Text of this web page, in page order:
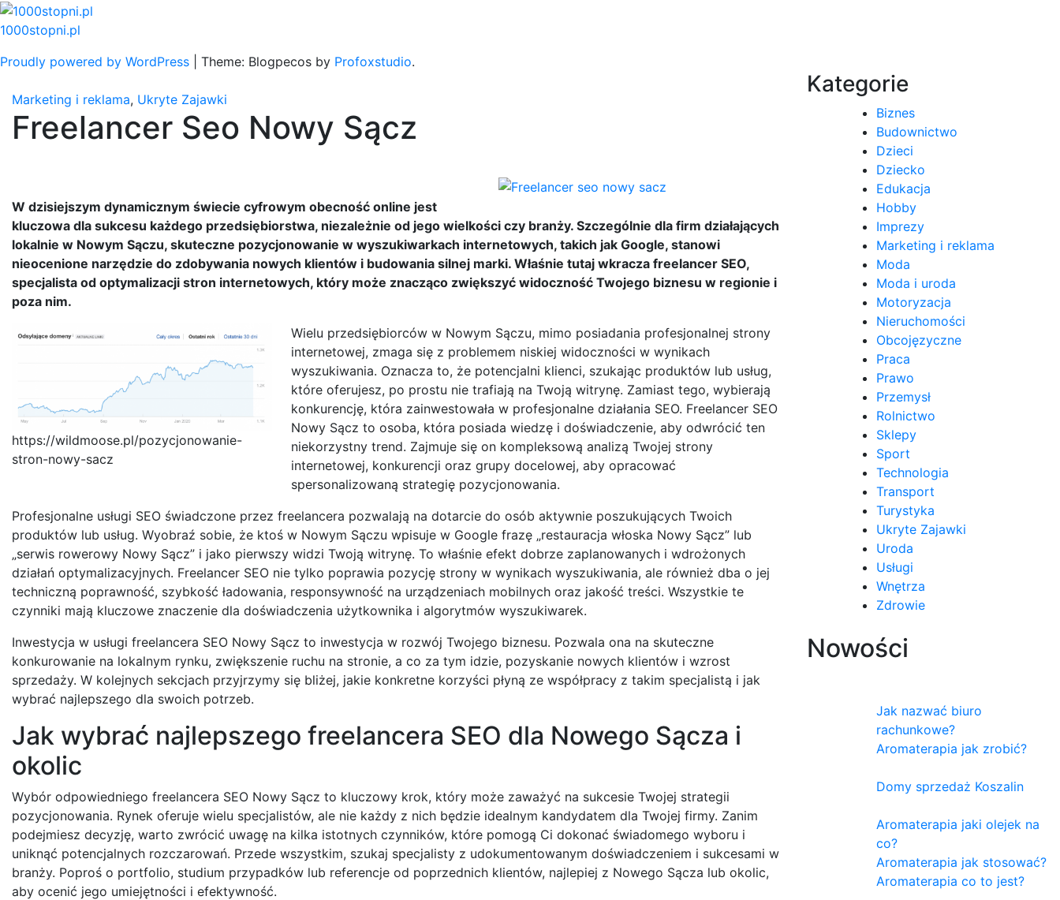
Skip
to
1000stopni.pl
Proudly powered by WordPress
Theme: Blogpecos by Profoxstudio.
Marketing i reklama, Ukryte Zajawki
Freelancer Seo Nowy Sącz
W dzisiejszym dynamicznym świecie cyfrowym obecność online jest
kluczowa dla sukcesu każdego przedsiębiorstwa, niezależnie od jego wielkości czy branży. Szczególnie dla firm działających
lokalnie w Nowym Sączu, skuteczne pozycjonowanie w wyszukiwarkach internetowych, takich jak Google, stanowi
nieocenione narzędzie do zdobywania nowych klientów i budowania silnej marki. Właśnie tutaj wkracza freelancer SEO,
specjalista od optymalizacji stron internetowych, który może znacząco zwiększyć widoczność Twojego biznesu w regionie i
poza nim.
https://wildmoose.pl/pozycjonowanie-
stron-nowy-sacz
Wielu przedsiębiorców w Nowym Sączu, mimo posiadania profesjonalnej strony
internetowej, zmaga się z problemem niskiej widoczności w wynikach
wyszukiwania. Oznacza to, że potencjalni klienci, szukając produktów lub usług,
które oferujesz, po prostu nie trafiają na Twoją witrynę. Zamiast tego, wybierają
konkurencję, która zainwestowała w profesjonalne działania SEO. Freelancer SEO
Nowy Sącz to osoba, która posiada wiedzę i doświadczenie, aby odwrócić ten
niekorzystny trend. Zajmuje się on kompleksową analizą Twojej strony
internetowej, konkurencji oraz grupy docelowej, aby opracować
spersonalizowaną strategię pozycjonowania.
Profesjonalne usługi SEO świadczone przez freelancera pozwalają na dotarcie do osób aktywnie poszukujących Twoich
produktów lub usług. Wyobraź sobie, że ktoś w Nowym Sączu wpisuje w Google frazę „restauracja włoska Nowy Sącz” lub
„serwis rowerowy Nowy Sącz” i jako pierwszy widzi Twoją witrynę. To właśnie efekt dobrze zaplanowanych i wdrożonych
działań optymalizacyjnych. Freelancer SEO nie tylko poprawia pozycję strony w wynikach wyszukiwania, ale również dba o jej
techniczną poprawność, szybkość ładowania, responsywność na urządzeniach mobilnych oraz jakość treści. Wszystkie te
czynniki mają kluczowe znaczenie dla doświadczenia użytkownika i algorytmów wyszukiwarek.
Inwestycja w usługi freelancera SEO Nowy Sącz to inwestycja w rozwój Twojego biznesu. Pozwala ona na skuteczne
konkurowanie na lokalnym rynku, zwiększenie ruchu na stronie, a co za tym idzie, pozyskanie nowych klientów i wzrost
sprzedaży. W kolejnych sekcjach przyjrzymy się bliżej, jakie konkretne korzyści płyną ze współpracy z takim specjalistą i jak
wybrać najlepszego dla swoich potrzeb.
Jak wybrać najlepszego freelancera SEO dla Nowego Sącza i
okolic
Wybór odpowiedniego freelancera SEO Nowy Sącz to kluczowy krok, który może zaważyć na sukcesie Twojej strategii
pozycjonowania. Rynek oferuje wielu specjalistów, ale nie każdy z nich będzie idealnym kandydatem dla Twojej firmy. Zanim
podejmiesz decyzję, warto zwrócić uwagę na kilka istotnych czynników, które pomogą Ci dokonać świadomego wyboru i
uniknąć potencjalnych rozczarowań. Przede wszystkim, szukaj specjalisty z udokumentowanym doświadczeniem i sukcesami w
branży. Poproś o portfolio, studium przypadków lub referencje od poprzednich klientów, najlepiej z Nowego Sącza lub okolic,
aby ocenić jego umiejętności i efektywność.
Kategorie
Biznes
Budownictwo
Dzieci
Dziecko
Edukacja
Hobby
Imprezy
Marketing i reklama
Moda
Moda i uroda
Motoryzacja
Nieruchomości
Obcojęzyczne
Praca
Prawo
Przemysł
Rolnictwo
Sklepy
Sport
Technologia
Transport
Turystyka
Ukryte Zajawki
Uroda
Usługi
Wnętrza
Zdrowie
Nowości
Jak nazwać biuro
rachunkowe?
Aromaterapia jak zrobić?
Domy sprzedaż Koszalin
Aromaterapia jaki olejek na
co?
Aromaterapia jak stosować?
Aromaterapia co to jest?